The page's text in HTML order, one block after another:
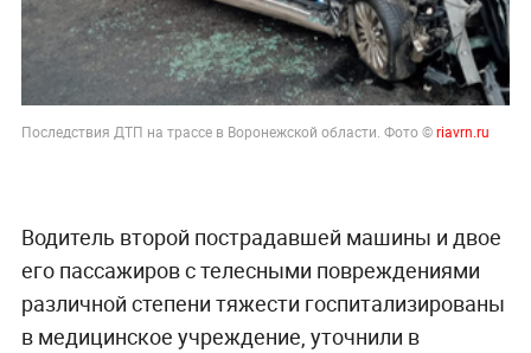
Последствия ДТП на трассе в Воронежской области. Фото ©riavrn.ru
Водитель второй пострадавшей машины и двое
его пассажиров с телесными повреждениями
различной степени тяжести госпитализированы
в медицинское учреждение, уточнили в